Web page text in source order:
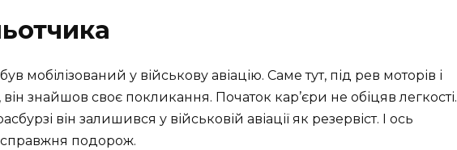
мобілізований у військову авіацію. Саме тут, під рев моторів і
знайшов своє покликання. Початок кар’єри не обіцяв легкості.
він залишився у військовій авіації як резервіст. І ось
подорож.